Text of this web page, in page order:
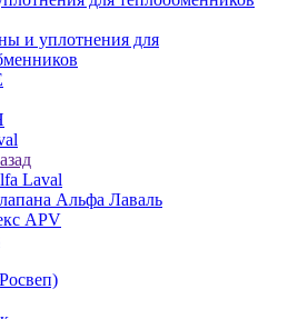
и уплотнения для
Laval
Альфа Лаваль
APV